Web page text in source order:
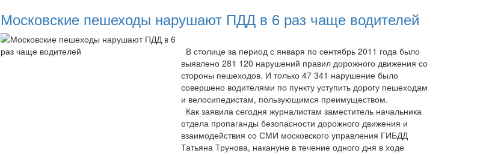
Московские пешеходы нарушают ПДД в 6 раз чаще водителей
В столице за период с января по сентябрь 2011 года было
выявлено 281 120 нарушений правил дорожного движения со
стороны пешеходов. И только 47 341 нарушение было
совершено водителями по пункту уступить дорогу пешеходам
и велосипедистам, пользующимся преимуществом.
Как заявила сегодня журналистам заместитель начальника
отдела пропаганды безопасности дорожного движения и
взаимодействия со СМИ московского управления ГИБДД
Татьяна Трунова, накануне в течение одного дня в ходе